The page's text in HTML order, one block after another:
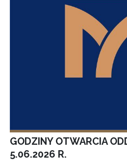
GODZINY OTWARCIA
5.06.2026 R.